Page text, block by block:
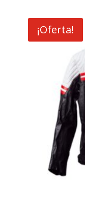
era:
360,00€.
es:
¡Oferta!